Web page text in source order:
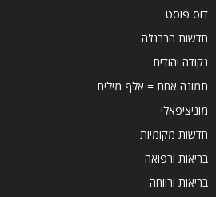
דוס פוסט
חדשות הברנז'ה
נקודה יהודית
תמונה אחת = אלף מילים
מוניציפאלי
חדשות מקומיות
בריאות ורפואה
בריאות ורווחה